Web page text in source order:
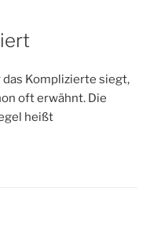
das Komplizierte siegt,
oft erwähnt. Die
heißt